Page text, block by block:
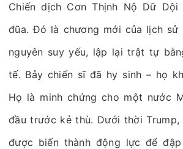
Chiến dịch Cơn Thịnh Nộ Dữ
đũa. Đó là chương mới của lịch sử
nguyên suy yếu, lập lại trật tự
tế. Bảy chiến sĩ đã hy sinh – họ
Họ là minh chứng cho một nước
đầu trước kẻ thù. Dưới thời
được biến thành động lực để